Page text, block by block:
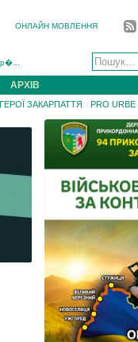
ОНЛАЙН МОВЛЕННЯ
АРХІВ
ГЕРОЇ ЗАКАРПАТТЯ PRO URBE